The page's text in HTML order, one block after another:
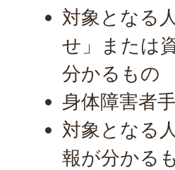
対象となる
せ」または
分かるもの
身体障害者
対象となる
報が分かる